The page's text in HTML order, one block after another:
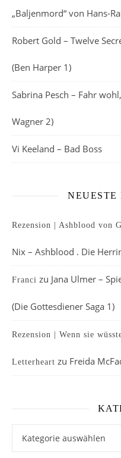
„Baljenmord“ von Hans-
Robert Gold – Twelve
(Ben Harper 1)
Sabrina Pesch – Fahr
Wagner 2)
Vi Keeland – Bad Boss
NEUESTE
Rezension | Ashblood von
Nix – Ashblood . Die
Franci zu Jana Ulmer –
(Die Gottesdiener Saga 1)
Rezension | Wenn sie
Letterheart zu Freida